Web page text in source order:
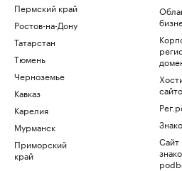
Пермский край
Ростов-на-Дону
Татарстан
Тюмень
Черноземье
Кавказ
Карелия
Мурманск
Приморский
край
Сайт